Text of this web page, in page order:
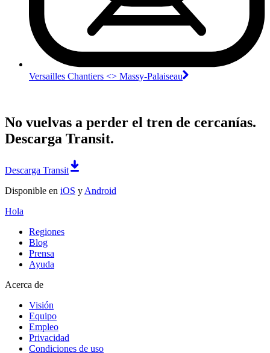
Versailles Chantiers <>︎ Massy-Palaiseau
No vuelvas a perder el tren de cercanías.
Descarga Transit.
Descarga Transit
Disponible en iOS y Android
Hola
Regiones
Blog
Prensa
Ayuda
Acerca de
Visión
Equipo
Empleo
Privacidad
Condiciones de uso